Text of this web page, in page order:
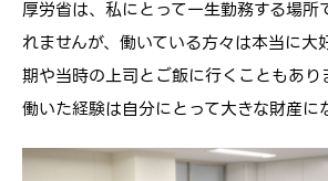
厚労省は、私にとって一生勤務する場所
れませんが、働いている方々は本当に大
期や当時の上司とご飯に行くこともあり
働いた経験は自分にとって大きな財産に